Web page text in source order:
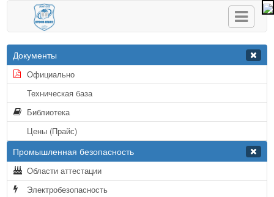
Документы
Официально
Техническая база
Библиотека
Цены (Прайс)
Промышленная безопасность
Области аттестации
Электробезопасность